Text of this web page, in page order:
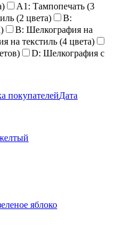
A1: Тампопечать (3
(2 цвета)
B:
B: Шелкография на
на текстиль (4 цвета)
D: Шелкография с
покупателейДата
яблоко